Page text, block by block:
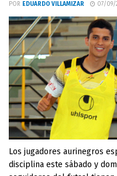
POR EDUARDO VILLAMIZAR 07/09/
Los jugadores aurinegros
disciplina este sábado y